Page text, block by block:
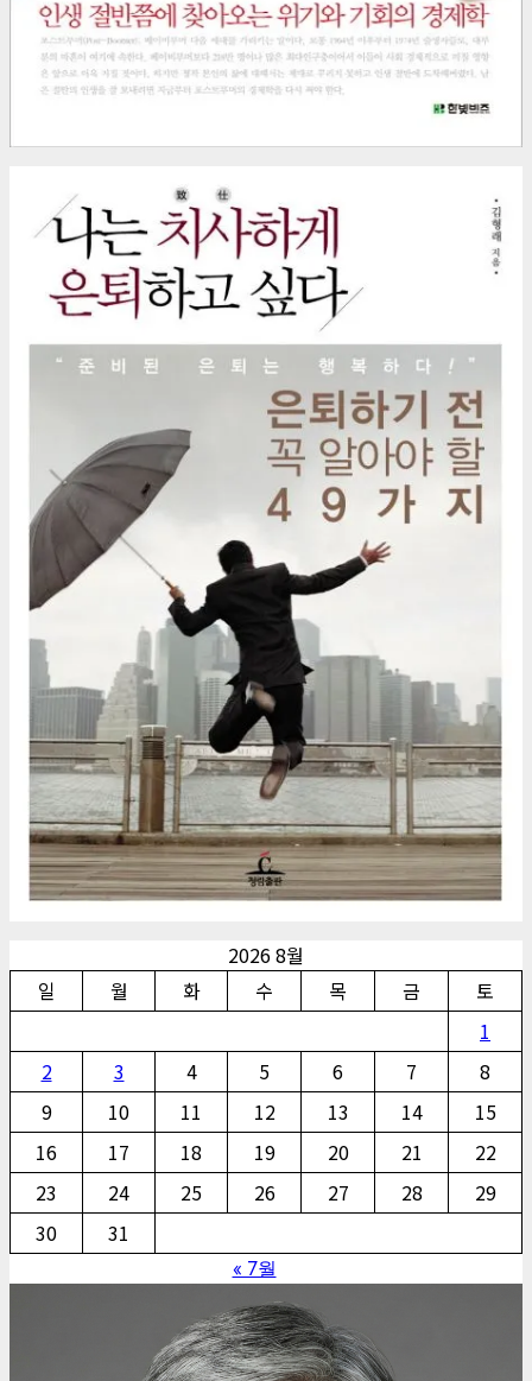
2026 8월
일
월 화 수 목 금
토
1
2
3 4 5 6 7
8
9
10 11 12 13 14
15
16
17 18 19 20 21
22
23
24 25 26 27 28
29
30
31
« 7월